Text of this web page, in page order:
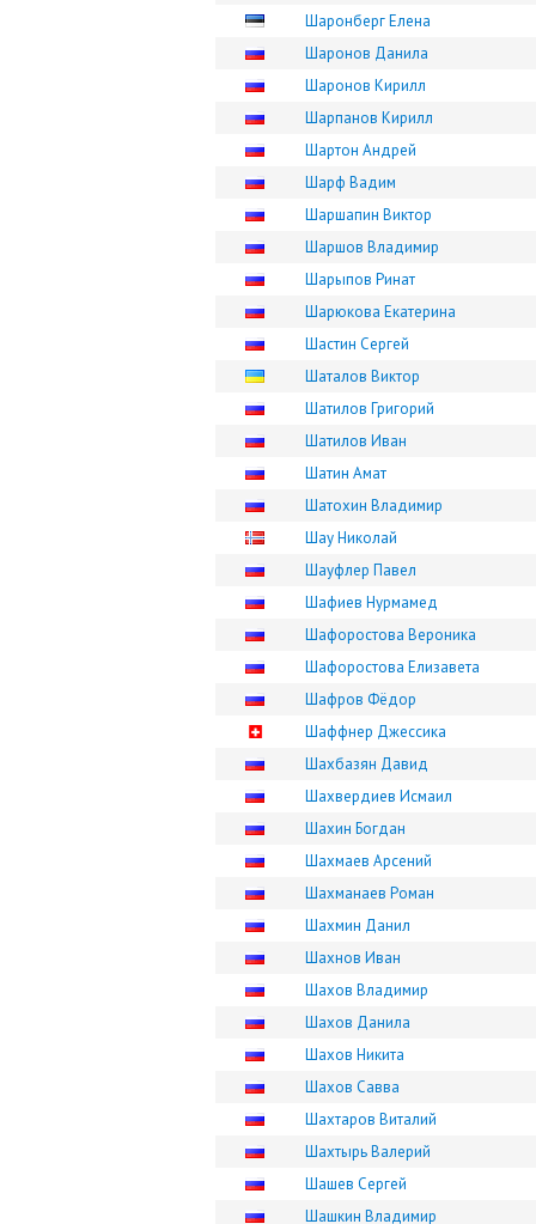
Шаронберг Елена
Шаронов Данила
Шаронов Кирилл
Шарпанов Кирилл
Шартон Андрей
Шарф Вадим
Шаршапин Виктор
Шаршов Владимир
Шарыпов Ринат
Шарюкова Екатерина
Шастин Сергей
Шаталов Виктор
Шатилов Григорий
Шатилов Иван
Шатин Амат
Шатохин Владимир
Шау Николай
Шауфлер Павел
Шафиев Нурмамед
Шафоростова Вероника
Шафоростова Елизавета
Шафров Фёдор
Шаффнер Джессика
Шахбазян Давид
Шахвердиев Исмаил
Шахин Богдан
Шахмаев Арсений
Шахманаев Роман
Шахмин Данил
Шахнов Иван
Шахов Владимир
Шахов Данила
Шахов Никита
Шахов Савва
Шахтаров Виталий
Шахтырь Валерий
Шашев Сергей
Шашкин Владимир